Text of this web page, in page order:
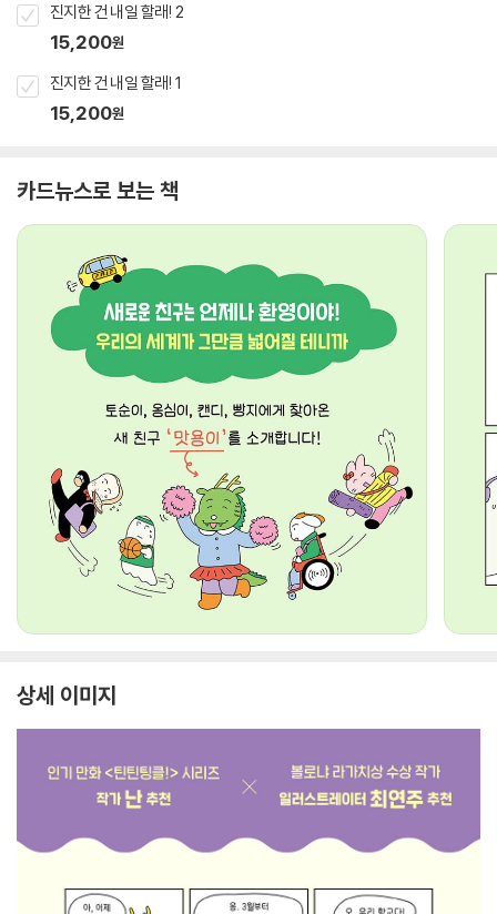
진지한 건 내일 할래! 2
15,200원
진지한 건 내일 할래! 1
15,200원
카드뉴스로 보는 책
상세 이미지